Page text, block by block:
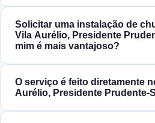
Solicitar uma instalação de
Vila Aurélio, Presidente
mim é mais vantajoso?
O serviço é feito diretamente
Aurélio, Presidente